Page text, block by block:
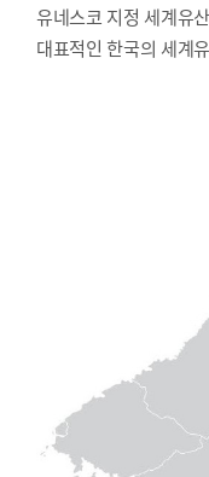
유네스코 지정 세계유
대표적인 한국의 세계